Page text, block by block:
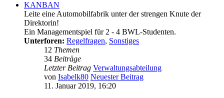
KANBAN
Leite eine Automobilfabrik unter der strengen Knute der
Direktorin!
Ein Managementspiel für 2 - 4 BWL-Studenten.
Unterforen: Regelfragen, Sonstiges
12 Themen
34 Beiträge
Letzter Beitrag Verwaltungsabteilung
von Isabelk80 Neuester Beitrag
11. Januar 2019, 16:20